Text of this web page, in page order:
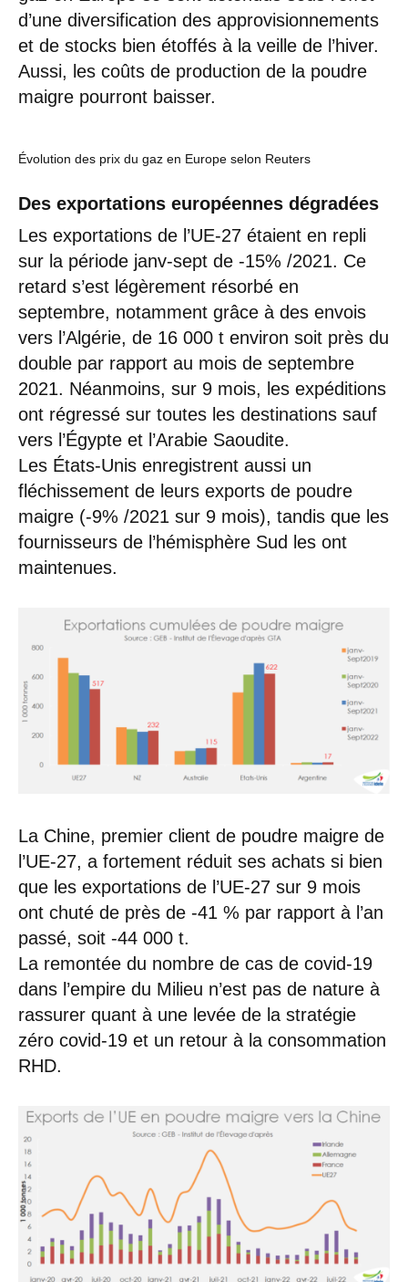
d’une diversification des approvisionnements
et de stocks bien étoffés à la veille de l’hiver.
Aussi, les coûts de production de la poudre
maigre pourront baisser.
Évolution des prix du gaz en Europe selon Reuters
Des exportations européennes dégradées
Les exportations de l’UE-27 étaient en repli
sur la période janv-sept de -15% /2021. Ce
retard s’est légèrement résorbé en
septembre, notamment grâce à des envois
vers l’Algérie, de 16 000 t environ soit près du
double par rapport au mois de septembre
2021. Néanmoins, sur 9 mois, les expéditions
ont régressé sur toutes les destinations sauf
vers l’Égypte et l’Arabie Saoudite.
Les États-Unis enregistrent aussi un
fléchissement de leurs exports de poudre
maigre (-9% /2021 sur 9 mois), tandis que les
fournisseurs de l’hémisphère Sud les ont
maintenues.
La Chine, premier client de poudre maigre de
l’UE-27, a fortement réduit ses achats si bien
que les exportations de l’UE-27 sur 9 mois
ont chuté de près de -41 % par rapport à l’an
passé, soit -44 000 t.
La remontée du nombre de cas de covid-19
dans l’empire du Milieu n’est pas de nature à
rassurer quant à une levée de la stratégie
zéro covid-19 et un retour à la consommation
RHD.